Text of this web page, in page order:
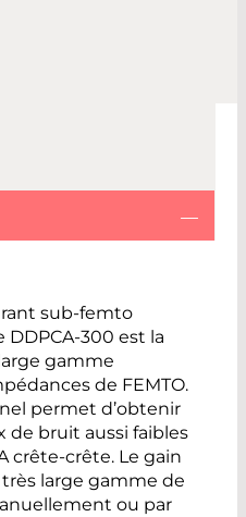
sub-femto
DDPCA-300 est la
gamme
de FEMTO.
permet d’obtenir
de bruit aussi faibles
crête-crête. Le gain
large gamme de
ou par